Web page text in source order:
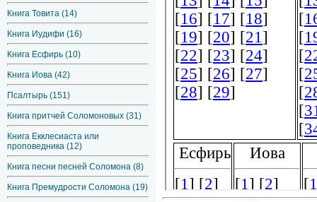
Книга Товита (14)
Книга Иудифи (16)
Книга Есфирь (10)
Книга Иова (42)
Псалтырь (151)
Книга притчей Соломоновых (31)
Книга Екклесиаста или
проповедника (12)
Книга песни песней Соломона (8)
Книга Премудрости Соломона (19)